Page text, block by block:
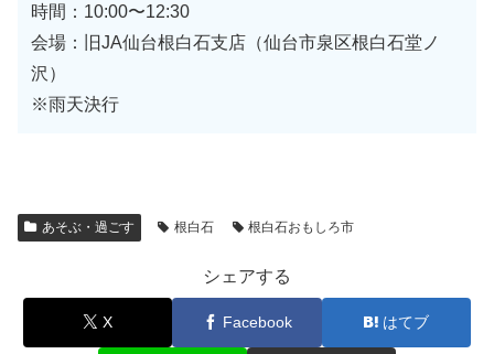
時間：10:00〜12:30
会場：旧JA仙台根白石支店（仙台市泉区根白石堂ノ
沢）
※雨天決行
あそぶ・過ごす 根白石 根白石おもしろ市
シェアする
X Facebook はてブ